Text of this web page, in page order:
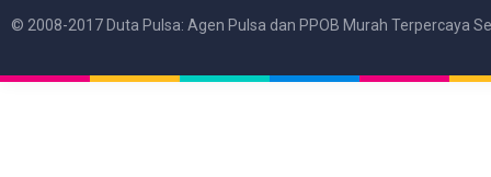
© 2008-2017 Duta Pulsa: Agen Pulsa dan PPOB Murah Terpercaya